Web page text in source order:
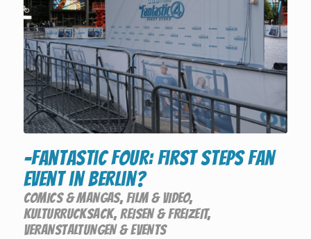
-Fantastic Four: First Steps Fan
Event in Berlin?
COMICS & MANGAS, FILM & VIDEO,
KULTURRUCKSACK,REISEN & FREIZEIT,
VERANSTALTUNGEN & EVENTS